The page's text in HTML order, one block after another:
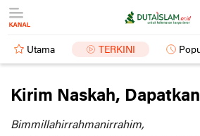
Utama TERKINI
Kirim Naskah,
Bimmillahirrahmanirrahim,